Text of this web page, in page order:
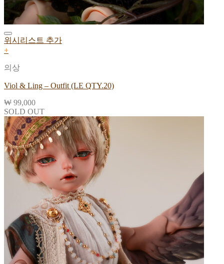
위시리스트 추가
+
의상
Viol & Ling – Outfit (LE QTY.20)
₩ 99,000
SOLD OUT